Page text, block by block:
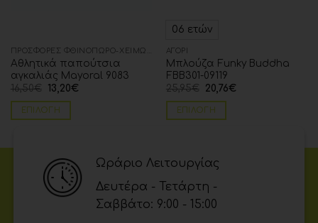
Αθλητικά παπούτσια
αγκαλιάς Mayoral 9083
16,50€ 13,20€
ΕΠΙΛΟΓΉ
06 ετών
ΑΓΌΡΙ
Μπλούζα Funky Buddha
FBB301-09119
25,95€ 20,76€
ΕΠΙΛΟΓΉ
Ωράριο Λειτουργίας
Δευτέρα - Τετάρτη -
Σαββάτο: 9:00 - 15:00